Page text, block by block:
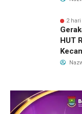
2
HUT